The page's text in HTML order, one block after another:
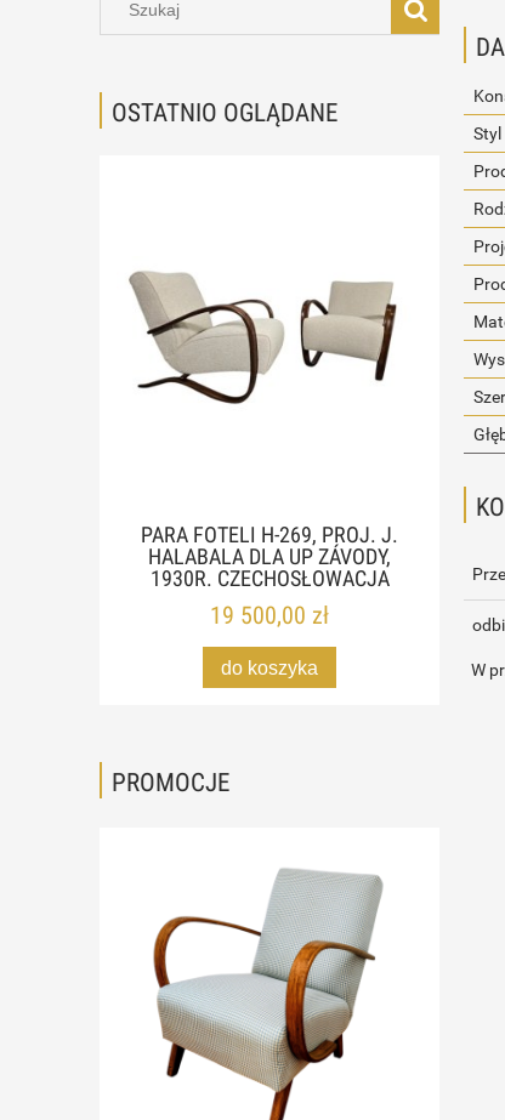
OSTATNIO OGLĄDANE
PARA FOTELI H-269, PROJ. J.
HALABALA DLA UP ZÁVODY,
1930R. CZECHOSŁOWACJA
19 500,00 zł
do koszyka
PROMOCJE
Styl
W